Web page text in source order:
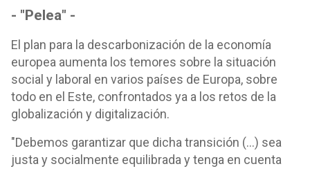
- "Pelea" -
El plan para la descarbonización de la economía
europea aumenta los temores sobre la situación
social y laboral en varios países de Europa, sobre
todo en el Este, confrontados ya a los retos de la
globalización y digitalización.
"Debemos garantizar que dicha transición (...) sea
justa y socialmente equilibrada y tenga en cuenta